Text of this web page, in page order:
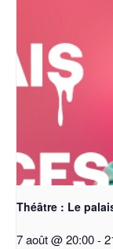
Théâtre : Le
7 août @ 20:00-